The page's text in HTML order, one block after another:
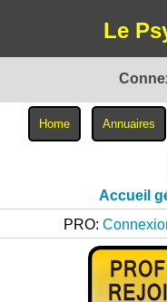
Le
Accueil
PRO: